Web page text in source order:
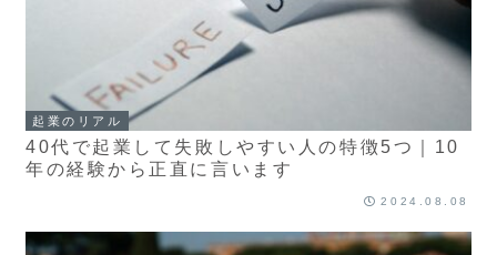
起業のリアル
40代で起業して失敗しやすい人の特徴5つ｜10
年の経験から正直に言います
2024.08.08